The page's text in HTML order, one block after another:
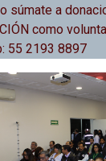
súmate a
como
55 2193 8897